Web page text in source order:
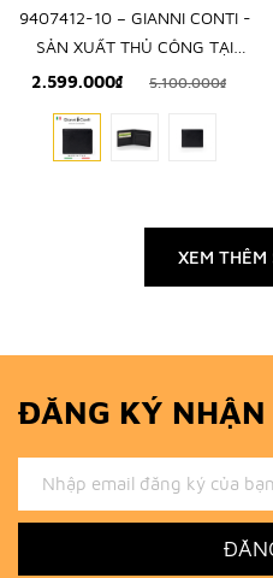
9407412-10 – GIANNI CONTI -
SẢN XUẤT THỦ CÔNG TẠI
ITALY
2.599.000₫ 5.100.000₫
XEM THÊM
ĐĂNG KÝ